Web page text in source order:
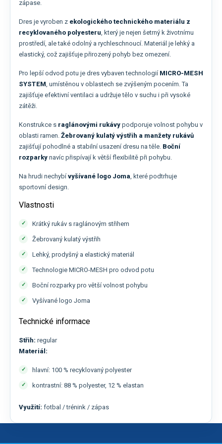
zápase.
Dres je vyroben z ekologického technického materiálu z
recyklovaného polyesteru, který je nejen šetrný k životnímu
prostředí, ale také odolný a rychleschnoucí. Materiál je lehký a
elastický, což zajišťuje přirozený pohyb bez omezení.
Pro lepší odvod potu je dres vybaven technologií MICRO-MESH
SYSTEM, umístěnou v oblastech se zvýšeným pocením. Ta
zajišťuje efektivní ventilaci a udržuje tělo v suchu i při vysoké
zátěži.
Konstrukce s raglánovými rukávy podporuje volnost pohybu v
oblasti ramen. Žebrovaný kulatý výstřih a manžety rukávů
zajišťují pohodlné a stabilní usazení dresu na těle. Boční
rozparky navíc přispívají k větší flexibilitě při pohybu.
Na hrudi nechybí vyšívané logo Joma, které podtrhuje
sportovní design.
Vlastnosti
Krátký rukáv s raglánovým střihem
Žebrovaný kulatý výstřih
Lehký, prodyšný a elastický materiál
Technologie MICRO-MESH pro odvod potu
Boční rozparky pro větší volnost pohybu
Vyšívané logo Joma
Technické informace
Střih: regular
Materiál:
hlavní: 100 % recyklovaný polyester
kontrastní: 88 % polyester, 12 % elastan
Využití: fotbal / trénink / zápas